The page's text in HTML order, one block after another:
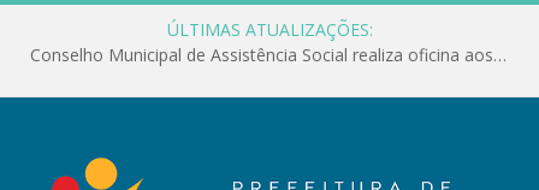
ÚLTIMAS ATUALIZAÇÕES:
Conselho Municipal de Assistência Social realiza oficina aos servidores